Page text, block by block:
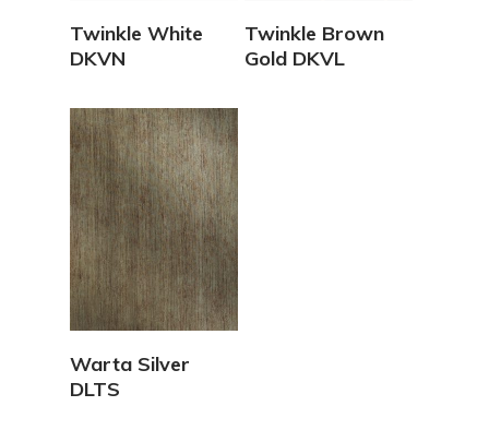
Twinkle White
DKVN
Twinkle Brown
Gold DKVL
Warta Silver
DLTS